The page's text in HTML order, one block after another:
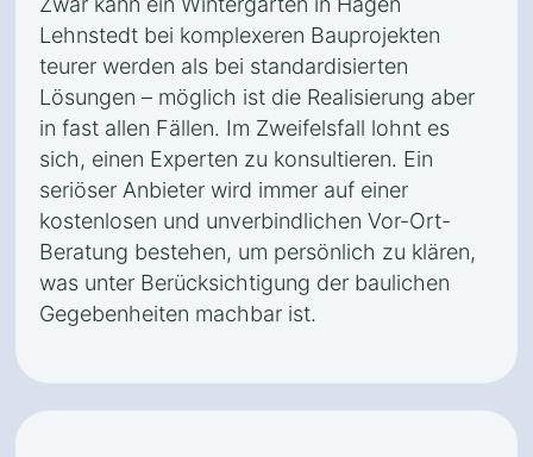
Lehnstedt bei komplexeren Bauprojekten
teurer werden als bei standardisierten
Lösungen – möglich ist die Realisierung aber
in fast allen Fällen. Im Zweifelsfall lohnt es
sich, einen Experten zu konsultieren. Ein
seriöser Anbieter wird immer auf einer
kostenlosen und unverbindlichen Vor-Ort-
Beratung bestehen, um persönlich zu klären,
was unter Berücksichtigung der baulichen
Gegebenheiten machbar ist.